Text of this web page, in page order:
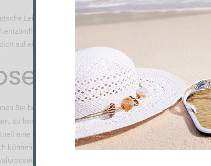
Lebensmittel (purinarme Kost), vor allem wenn
Wirkung von Omega 3 Fettsäuren und bauen Sie
auf eine pflanzenbasierte, basenreiche Ernährung mit viel
Sie bereits selbst aktiv einen täglichen Beitrag leisten.
so kommen vorerst konservative
eine kurzfristige Entlastung des Gelenkes zum Einsatz.
können zu einer Besserung der Beschwerde-Symptomatik
und Gelatine eingenommen werden. Bei leichten